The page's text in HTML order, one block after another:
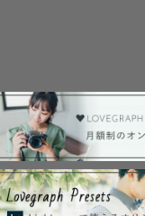
- - - - - - - - - - -
②お宮参り撮影に
着の着付け完全